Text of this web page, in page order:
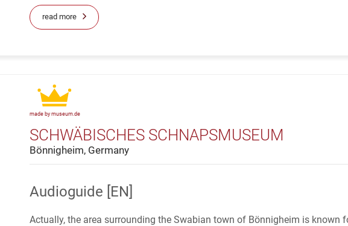
read more
made by museum.de
SCHWÄBISCHES SCHNAPSMUSEUM
Bönnigheim, Germany
Audioguide [EN]
Actually, the area surrounding the Swabian town of Bönnigheim is known